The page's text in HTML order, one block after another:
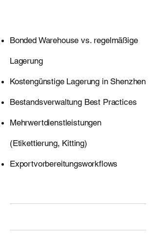
Bonded Warehouse vs. regelmäßige
Lagerung
Kostengünstige Lagerung in Shenzhen
Bestandsverwaltung Best Practices
Mehrwertdienstleistungen
(Etikettierung, Kitting)
Exportvorbereitungsworkflows